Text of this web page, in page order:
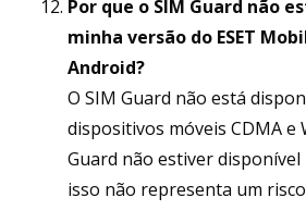
Por que o SIM Guard não
minha versão do ESET
Android?
O SIM Guard não está
dispositivos móveis CDMA e
Guard não estiver
isso não representa um